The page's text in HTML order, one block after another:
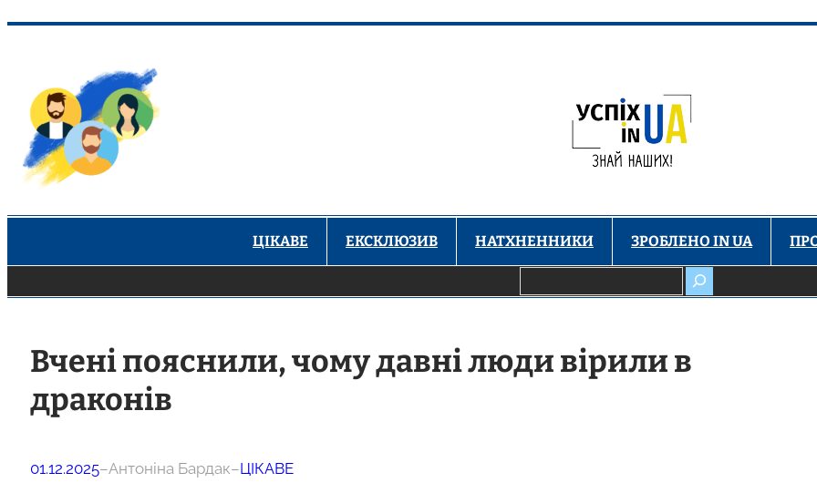
вмісту
ЦІКАВЕ ЕКСКЛЮЗИВ НАТХНЕННИКИ ЗРОБЛЕНО IN UA
Вчені пояснили, чому давні люди вірили в
драконів
01.12.2025–Антоніна Бардак–ЦІКАВЕ